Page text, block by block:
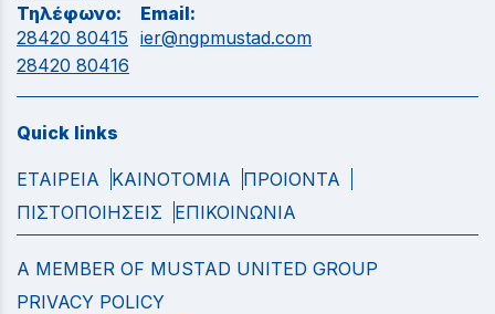
Τηλέφωνο:
28420 80415
28420 80416
Email:
ier@ngpmustad.com
Quick links
ΕΤΑΙΡΕΙΑ ΚΑΙΝΟΤΟΜΙΑ
ΠΡΟΙΟΝΤΑ
ΠΙΣΤΟΠΟΙΗΣΕΙΣ
ΕΠΙΚΟΙΝΩΝΙΑ
A MEMBER OF MUSTAD UNITED GROUP
PRIVACY POLICY